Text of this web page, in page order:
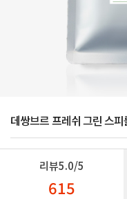
데쌍브르 프레쉬 그린 스
리뷰5.0/5
615